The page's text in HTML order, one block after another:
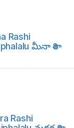
Rashi
మీనా రాశి
Rashi